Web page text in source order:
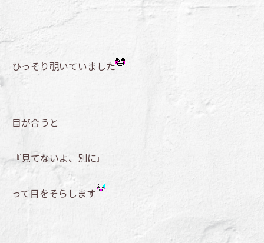
ひっそり覗いていました
目が合うと
『見てないよ、別に』
って目をそらします